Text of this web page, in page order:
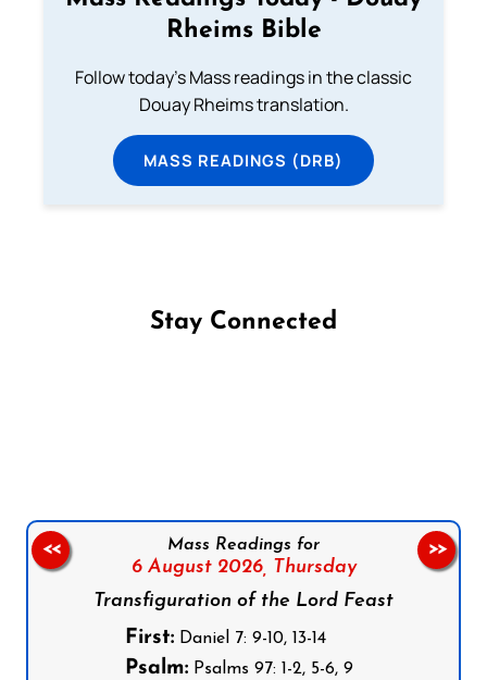
Rheims Bible
Follow today's Mass readings in the classic
Douay Rheims translation.
MASS READINGS (DRB)
Stay Connected
Mass Readings for
6 August 2026, Thursday
Transfiguration of the Lord Feast
First:Daniel 7: 9-10, 13-14
Psalm:Psalms 97: 1-2, 5-6, 9
<< >>